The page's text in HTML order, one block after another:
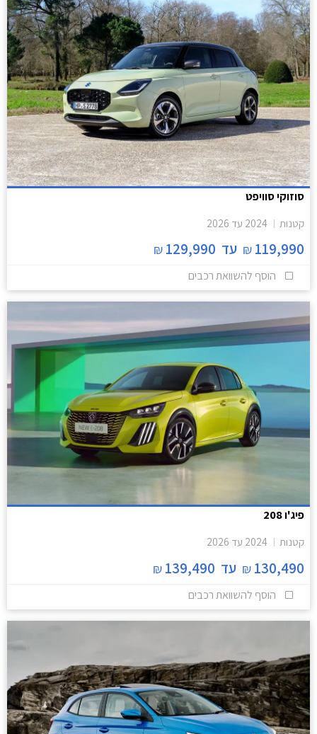
סוזוקי סוויפט
קטנות 2024 עד 2026
119,990
₪ עד 129,990
₪
הוסף להשוואת רכבים
פיג'ו 208
קטנות 2024 עד 2026
130,490
₪ עד 139,490
₪
הוסף להשוואת רכבים